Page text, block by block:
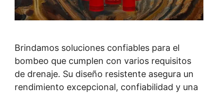
Brindamos soluciones confiables para el
bombeo que cumplen con varios requisitos
de drenaje. Su diseño resistente asegura un
rendimiento excepcional, confiabilidad y una